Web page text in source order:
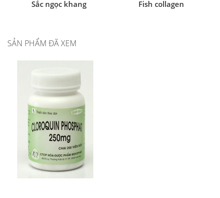
Sắc ngọc khang Fish collagen
SẢN PHẨM ĐÃ XEM